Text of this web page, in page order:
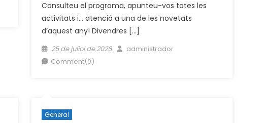
Consulteu el programa, apunteu-vos totes les
activitats i… atenció a una de les novetats
d’aquest any! Divendres […]
Posted
on
25 de juliol de 2026 Author
administrador
Comment(0)
General